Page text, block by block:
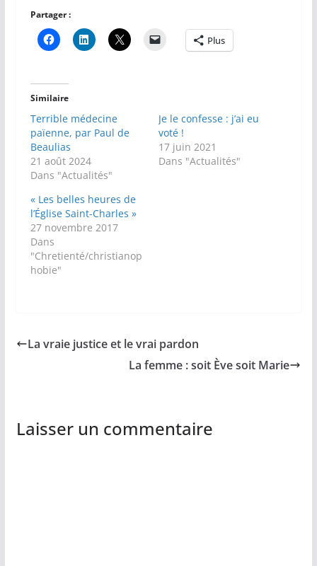
Partager :
Plus
Similaire
Terrible médecine
païenne, par Paul de
Beaulias
21 août 2024
Dans "Actualités"
Je le confesse : j’ai eu
voté !
17 juin 2021
Dans "Actualités"
« Les belles heures de
l’Église Saint-Charles »
27 novembre 2017
Dans
"Chretienté/christianop
hobie"
La vraie justice et le vrai pardon
La femme : soit Ève soit Marie
Laisser un commentaire